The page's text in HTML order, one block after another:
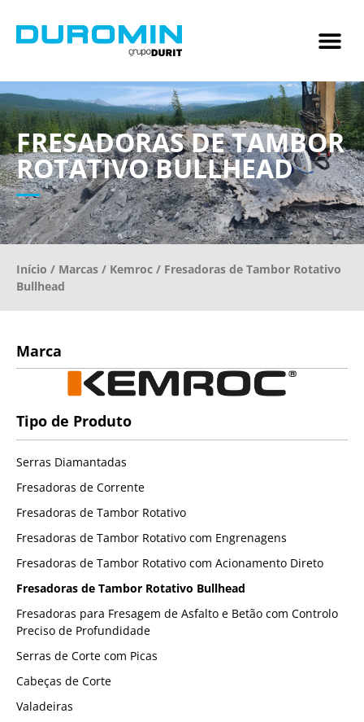
FRESADORAS DE TAMBOR
ROTATIVO BULLHEAD
Início / Marcas / Kemroc / Fresadoras de Tambor Rotativo
Bullhead
Marca
Tipo de Produto
Serras Diamantadas
Fresadoras de Corrente
Fresadoras de Tambor Rotativo
Fresadoras de Tambor Rotativo com Engrenagens
Fresadoras de Tambor Rotativo com Acionamento Direto
Fresadoras de Tambor Rotativo Bullhead
Fresadoras para Fresagem de Asfalto e Betão com Controlo
Preciso de Profundidade
Serras de Corte com Picas
Cabeças de Corte
Valadeiras